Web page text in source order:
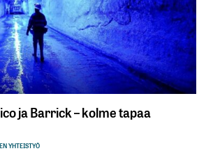
ja Barrick – kolme tapaa
YHTEISTYÖ